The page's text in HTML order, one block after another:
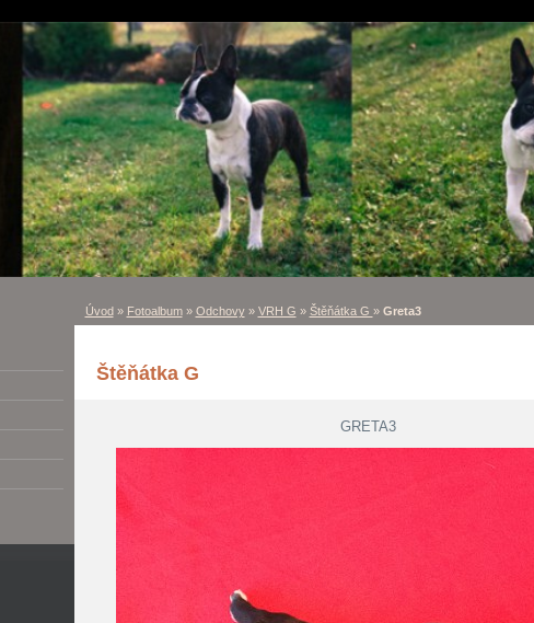
Úvod» Fotoalbum» Odchovy» VRH G » Štěňátka G » Greta3
Štěňátka G
GRETA3